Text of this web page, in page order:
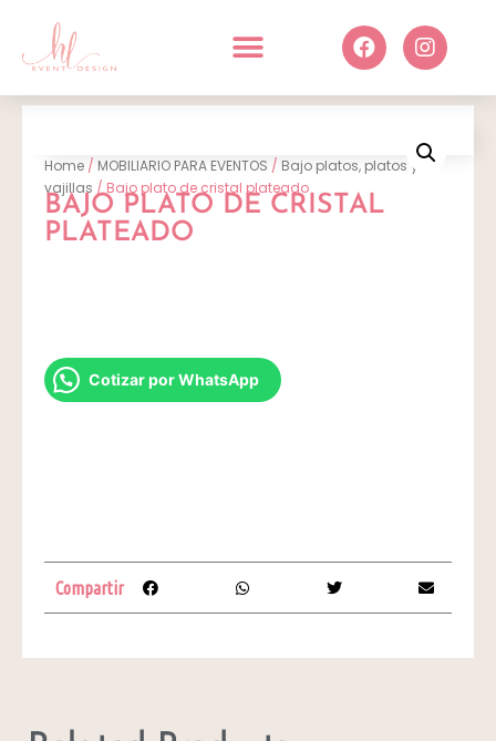
Home / MOBILIARIO PARA EVENTOS / Bajo platos, platos y
vajillas / Bajo plato de cristal plateado
BAJO PLATO DE CRISTAL
PLATEADO
Cotizar por WhatsApp
Compartir